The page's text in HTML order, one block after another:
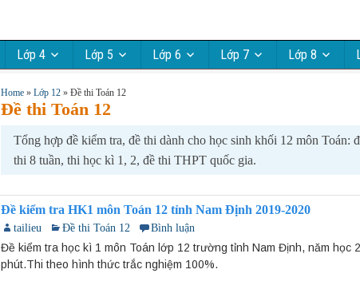
Lớp 4 Lớp 5 Lớp 6 Lớp 7 Lớp 8
Home » Lớp 12 » Đề thi Toán 12
Đề thi Toán 12
Tổng hợp đề kiểm tra, đề thi dành cho học sinh khối 12 môn Toán:
thi 8 tuần, thi học kì 1, 2, đề thi THPT quốc gia.
Đề kiểm tra HK1 môn Toán 12 tỉnh Nam Định 2019-2020
tailieu Đề thi Toán 12 Bình luận
Đề kiểm tra học kì 1 môn Toán lớp 12 trường tỉnh Nam Định, năm học
phút.Thi theo hình thức trắc nghiệm 100%.